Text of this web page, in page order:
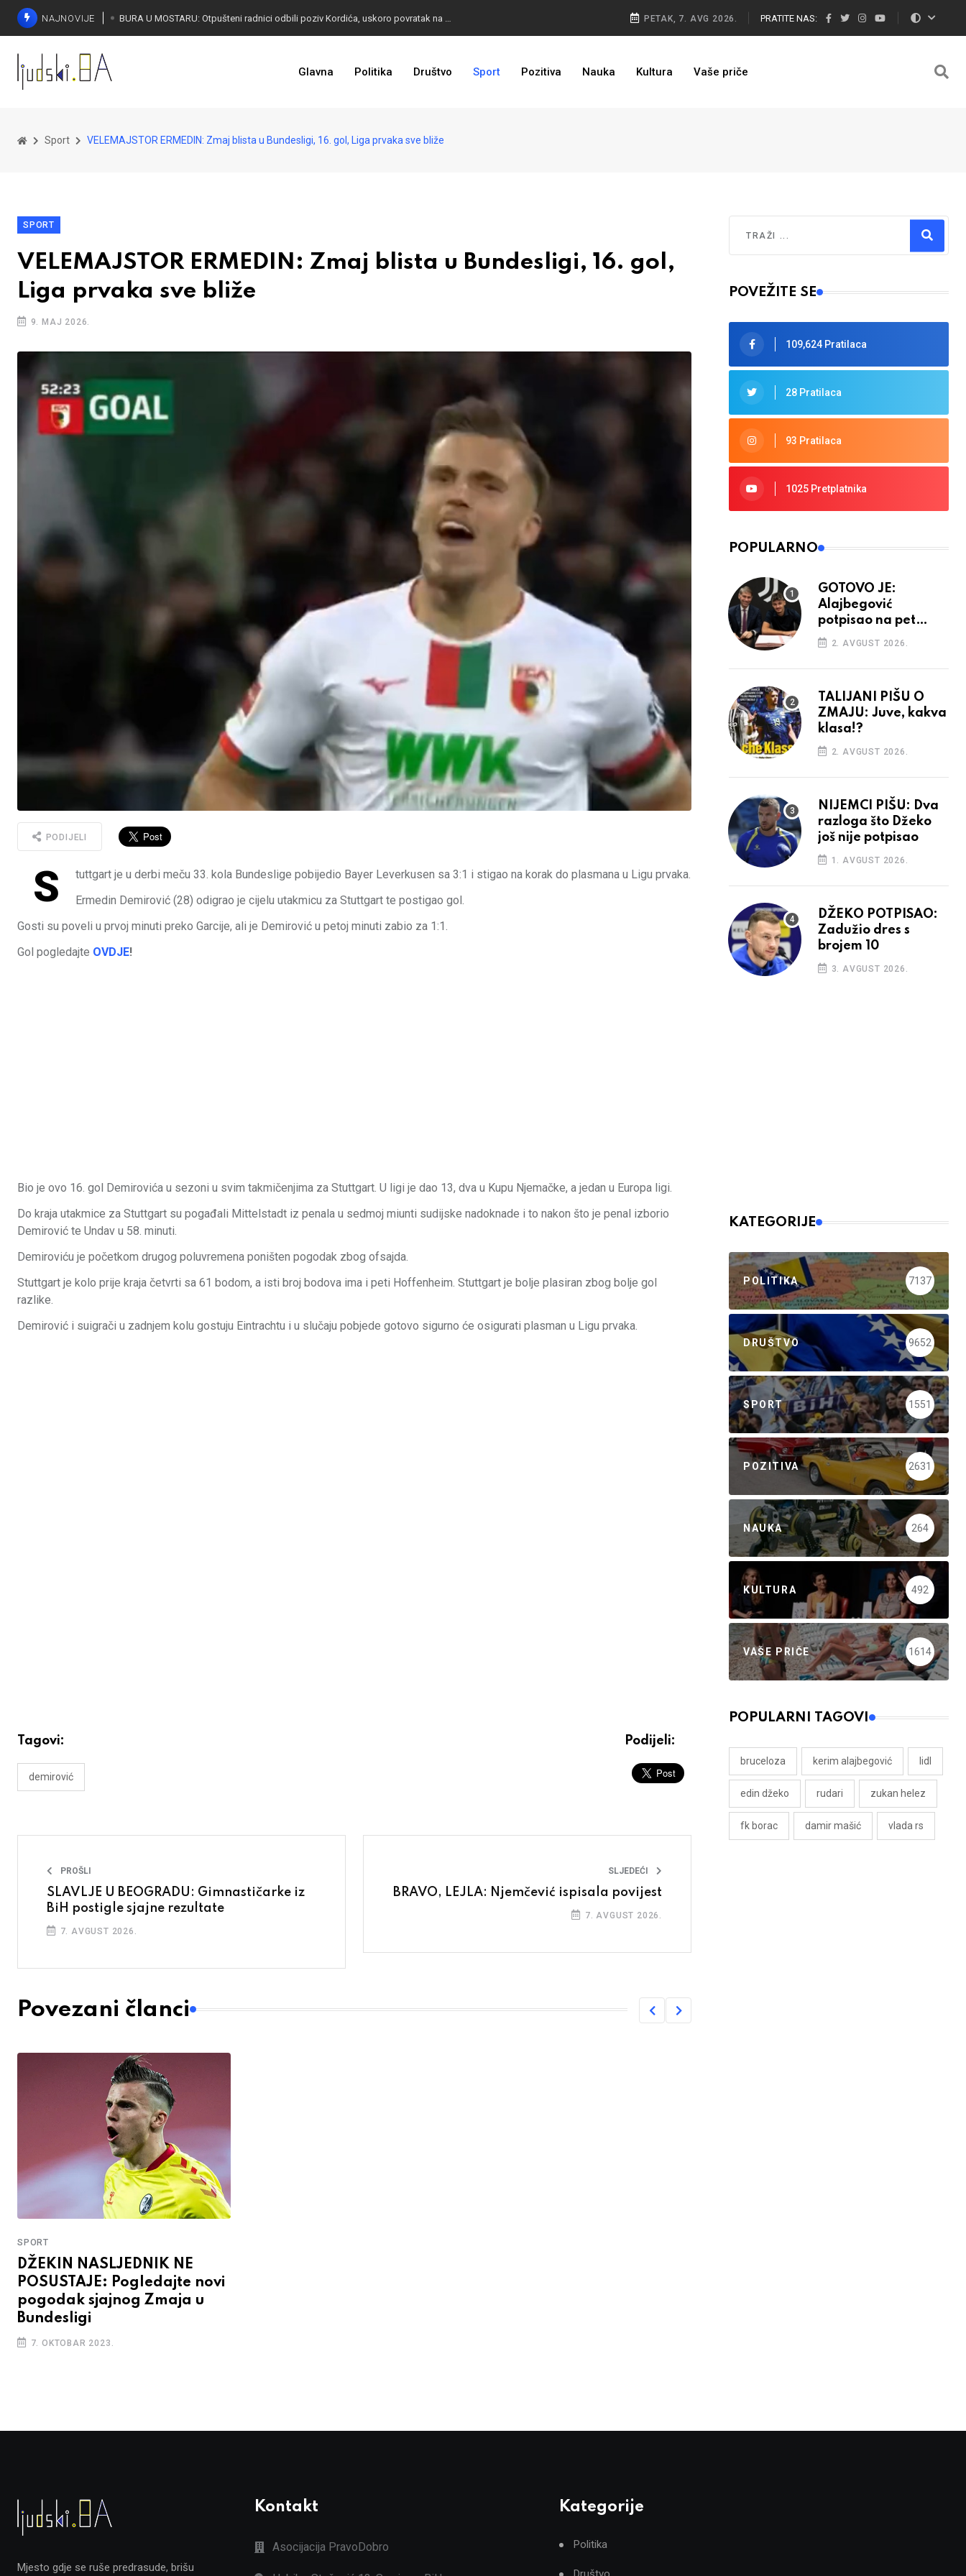
NAJNOVIJE PETAK, 7. AVG 2026. PRATITE NAS:
Glavna Politika Društvo Sport Pozitiva Nauka Kultura Vaše priče
Sport VELEMAJSTOR ERMEDIN: Zmaj blista u Bundesligi, 16. gol, Liga prvaka sve bliže
SPORT
VELEMAJSTOR ERMEDIN: Zmaj blista u Bundesligi, 16. gol,
Liga prvaka sve bliže
9. MAJ 2026.
PODIJELI
S
tuttgart je u derbi meču 33. kola Bundeslige pobijedio Bayer Leverkusen sa 3:1 i stigao na korak do plasmana u Ligu prvaka.
Ermedin Demirović (28) odigrao je cijelu utakmicu za Stuttgart te postigao gol.
Gosti su poveli u prvoj minuti preko Garcije, ali je Demirović u petoj minuti zabio za 1:1.
Gol pogledajte OVDJE!
Bio je ovo 16. gol Demirovića u sezoni u svim takmičenjima za Stuttgart. U ligi je dao 13, dva u Kupu Njemačke, a jedan u Europa ligi.
Do kraja utakmice za Stuttgart su pogađali Mittelstadt iz penala u sedmoj miunti sudijske nadoknade i to nakon što je penal izborio
Demirović te Undav u 58. minuti.
Demiroviću je početkom drugog poluvremena poništen pogodak zbog ofsajda.
Stuttgart je kolo prije kraja četvrti sa 61 bodom, a isti broj bodova ima i peti Hoffenheim. Stuttgart je bolje plasiran zbog bolje gol
razlike.
Demirović i suigrači u zadnjem kolu gostuju Eintrachtu i u slučaju pobjede gotovo sigurno će osigurati plasman u Ligu prvaka.
Tagovi:
demirović
Podijeli:
PROŠLI
SLAVLJE U BEOGRADU: Gimnastičarke iz
BiH postigle sjajne rezultate
7. AVGUST 2026.
SLJEDEĆI
BRAVO, LEJLA: Njemčević ispisala povijest
7. AVGUST 2026.
Povezani članci
SPORT
DŽEKIN NASLJEDNIK NE
POSUSTAJE: Pogledajte novi
pogodak sjajnog Zmaja u
Bundesligi
7. OKTOBAR 2023.
Type 2 or more characters for results.
POVEŽITE SE
109,624 Pratilaca
28 Pratilaca
93 Pratilaca
1025 Pretplatnika
POPULARNO
GOTOVO JE:
Alajbegović
potpisao na pet
godina
2. AVGUST 2026.
TALIJANI PIŠU O
ZMAJU: Juve, kakva
klasa!?
2. AVGUST 2026.
NIJEMCI PIŠU: Dva
razloga što Džeko
još nije potpisao
1. AVGUST 2026.
DŽEKO POTPISAO:
Zadužio dres s
brojem 10
3. AVGUST 2026.
KATEGORIJE
POLITIKA 7137
DRUŠTVO 9652
SPORT 1551
POZITIVA 2631
NAUKA 264
KULTURA 492
VAŠE PRIČE 1614
POPULARNI TAGOVI
bruceloza kerim alajbegović lidl
edin džeko rudari zukan helez
fk borac damir mašić vlada rs
Mjesto gdje se ruše predrasude, brišu
Kontakt
Asocijacija PravoDobro
Kategorije
Politika